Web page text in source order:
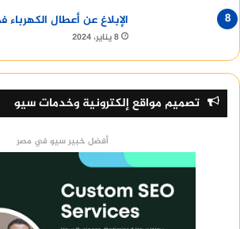
الإبلاغ عن أعطال
8 يناير، 2024
تصميم مواقع إلكترونية وخدمات سيو
أفضل خبير سيو في مصر